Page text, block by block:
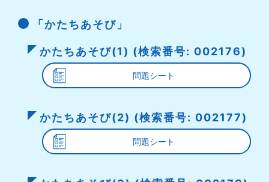
「かたちあそび」
かたちあそび(1) (検索番号: 002176)
問題シート
かたちあそび(2) (検索番号: 002177)
問題シート